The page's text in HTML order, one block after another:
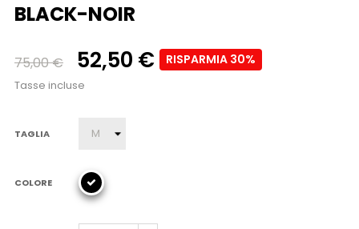
BLACK-NOIR
75,00 € 52,50 € RISPARMIA 30%
Tasse incluse
TAGLIA
COLORE